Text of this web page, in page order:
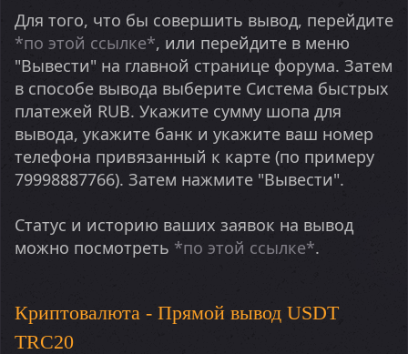
Для того, что бы совершить вывод, перейдите
*по этой ссылке*, или перейдите в меню
"Вывести" на главной странице форума. Затем
в способе вывода выберите Система быстрых
платежей RUB. Укажите сумму шопа для
вывода, укажите банк и укажите ваш номер
телефона привязанный к карте (по примеру
79998887766). Затем нажмите "Вывести".
Статус и историю ваших заявок на вывод
можно посмотреть *по этой ссылке*.
Криптовалюта - Прямой вывод USDT
TRC20